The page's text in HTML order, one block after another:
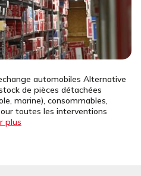
automobiles Alternative
de pièces détachées
marine), consommables,
toutes les interventions
plus